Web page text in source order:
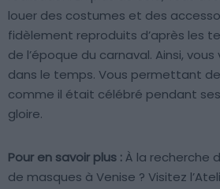
louer des costumes et des
fidèlement reproduits d’après les
de l’époque du carnaval. Ainsi,
dans le temps. Vous permettant
comme il était célébré pendant
gloire.
Pour en savoir plus :À la recherche
de masques à Venise ? Visitez